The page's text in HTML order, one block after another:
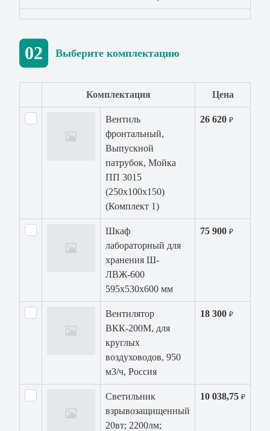
02 Выберите комплектацию
Комплектация Цена
Вентиль
фронтальный,
Выпускной
патрубок, Мойка
ПП 3015
(250х100х150)
(Комплект 1)
26 620 ₽
Шкаф
лабораторный для
хранения Ш-
ЛВЖ-600
595x530x600 мм
75 900 ₽
Вентилятор
ВКК-200М, для
круглых
воздуховодов, 950
м3/ч, Россия
18 300 ₽
Светильник
взрывозащищенный
20вт; 2200лм;
10 038,75 ₽